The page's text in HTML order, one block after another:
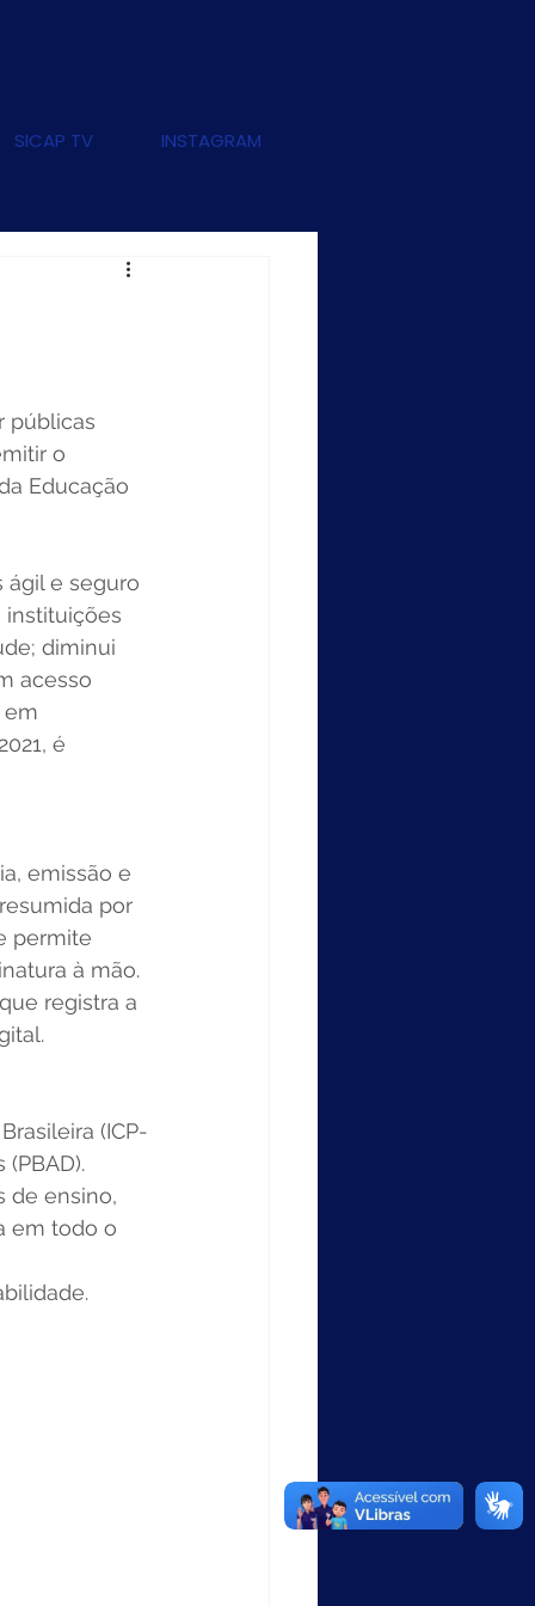
SICAP TV INSTAGRAM
públicas
o
Educação
ágil e seguro
instituições
diminui
acesso
em
é
emissão e
por
permite
à mão.
registra a
(ICP-
de ensino,
em todo o